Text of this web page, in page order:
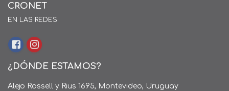
CRONET
EN LAS REDES
¿DÓNDE ESTAMOS?
Alejo Rossell y Rius 1695, Montevideo, Uruguay